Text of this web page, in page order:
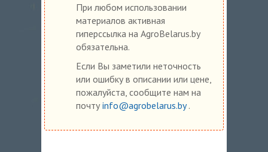
При любом использовании
материалов активная
гиперссылка на AgroBelarus.by
обязательна.
Если Вы заметили неточность
или ошибку в описании или цене,
пожалуйста, сообщите нам на
почту info@agrobelarus.by.